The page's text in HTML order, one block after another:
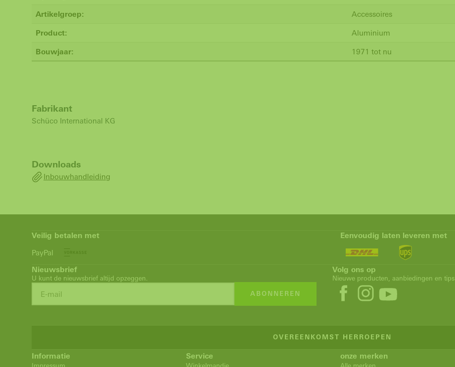
Artikelgroep: Accessoires
Product: Aluminium
Bouwjaar: 1971 tot nu
Fabrikant
Schüco International KG
Downloads
Inbouwhandleiding
Veilig betalen met
PayPal
Eenvoudig laten leveren met
Nieuwsbrief
U kunt de nieuwsbrief altijd opzeggen.
ABONNEREN
Volg ons op
Nieuwe producten, aanbiedingen en tips
OVEREENKOMST HERROEPEN
Informatie Service onze merken